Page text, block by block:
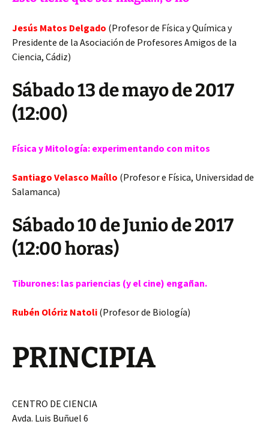
Jesús Matos Delgado (Profesor de Física y Química y
Presidente de la Asociación de Profesores Amigos de la
Ciencia, Cádiz)
Sábado 13 de mayo de 2017
(12:00)
Física y Mitología: experimentando con mitos
Santiago Velasco Maíllo (Profesor e Física, Universidad de
Salamanca)
Sábado 10 de Junio de 2017
(12:00 horas)
Tiburones: las pariencias (y el cine) engañan.
Rubén Olóriz Natoli (Profesor de Biología)
PRINCIPIA
CENTRO DE CIENCIA
Avda. Luis Buñuel 6